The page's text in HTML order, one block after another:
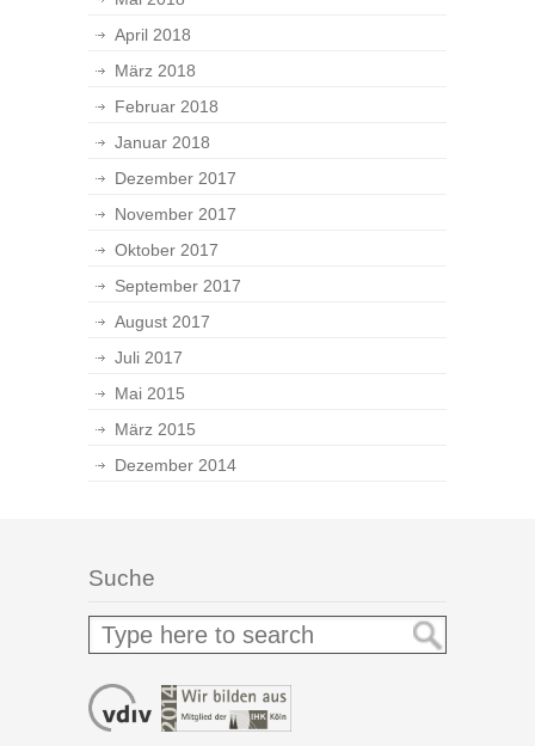
April 2018
März 2018
Februar 2018
Januar 2018
Dezember 2017
November 2017
Oktober 2017
September 2017
August 2017
Juli 2017
Mai 2015
März 2015
Dezember 2014
Suche